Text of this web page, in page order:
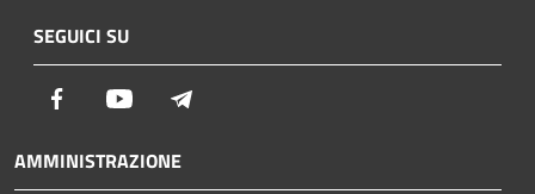
SEGUICI SU
Facebook Youtube
AMMINISTRAZIONE